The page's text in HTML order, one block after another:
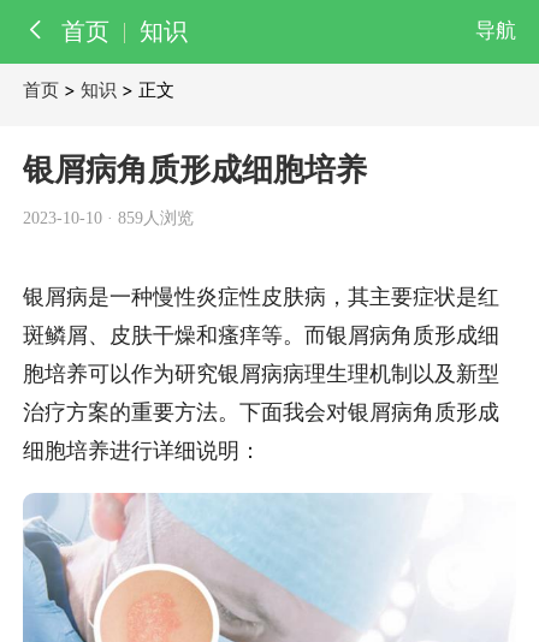
首页 知识 导航
首页 >知识 > 正文
银屑病角质形成细胞培养
2023-10-10 · 859人浏览
银屑病是一种慢性炎症性皮肤病，其主要症状是红
斑鳞屑、皮肤干燥和瘙痒等。而银屑病角质形成细
胞培养可以作为研究银屑病病理生理机制以及新型
治疗方案的重要方法。下面我会对银屑病角质形成
细胞培养进行详细说明：